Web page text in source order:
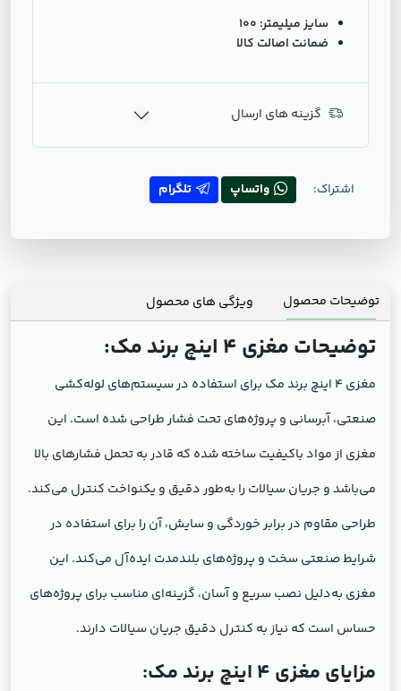
سایز میلیمتر: 100
ضمانت اصالت کالا
گزینه های ارسال
اشتراک: واتساپ تلگرام
توضیحات محصول ویژگی های محصول
توضیحات مغزی 4 اینچ برند مک:
مغزی 4 اینچ برند مک برای استفاده در سیستم‌های لوله‌کشی
صنعتی، آبرسانی و پروژه‌های تحت فشار طراحی شده است. این
مغزی از مواد باکیفیت ساخته شده که قادر به تحمل فشارهای بالا
می‌باشد و جریان سیالات را به‌طور دقیق و یکنواخت کنترل می‌کند.
طراحی مقاوم در برابر خوردگی و سایش، آن را برای استفاده در
شرایط صنعتی سخت و پروژه‌های بلندمدت ایده‌آل می‌کند. این
مغزی به‌دلیل نصب سریع و آسان، گزینه‌ای مناسب برای پروژه‌های
حساس است که نیاز به کنترل دقیق جریان سیالات دارند.
مزایای مغزی 4 اینچ برند مک: